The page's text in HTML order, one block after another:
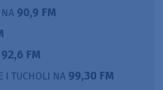
NA 90,9 FM
92,6 FM
I TUCHOLI NA 99,30 FM